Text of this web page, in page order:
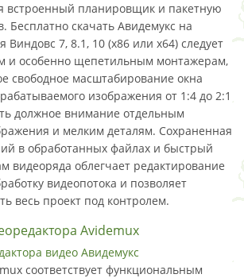
встроенный планировщик и пакетную
Бесплатно скачать Авидемукс на
Виндовс 7, 8.1, 10 (x86 или x64) следует
и особенно щепетильным монтажерам,
свободное масштабирование окна
изображения от 1:4 до 2:1
должное внимание отдельным
и мелким деталям. Сохраненная
в обработанных файлах и быстрый
видеоряда облегчает редактирование
видеопотока и позволяет
весь проект под контролем.
Avidemux
соответствует функциональным